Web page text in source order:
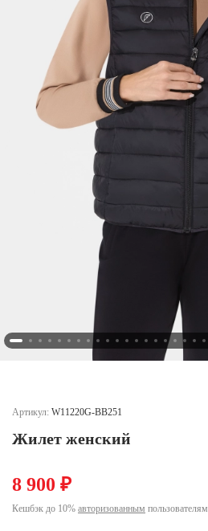
Москва и МО (14)
Нижегородская область (1)
Новосибирская область (3)
Омская область (5)
Республика Башкортостан (3)
Республика Крым (1)
Республика Татарстан (2)
Ростовская область (2)
Самарская область (1)
Санкт-Петербург и ЛО (3)
Саратовская область (1)
Свердловская область (5)
Смоленская область (1)
Ставропольский край (5)
Томская область (1)
Тульская область (1)
Тюменская область (3)
Ханты-Мансийский автономный округ (3)
Челябинская область (2)
Ярославская область (1)
Артикул: W11220G-BB251
Жилет женский
8 900 ₽
Кешбэк до 10% авторизованным пользователям